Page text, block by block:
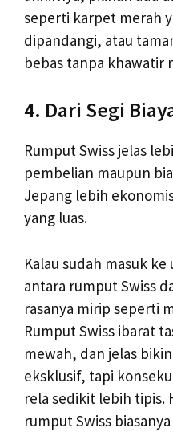
seperti karpet merah
dipandangi, atau
bebas tanpa khawatir
4. Dari Segi
Rumput Swiss jelas
pembelian maupun
Jepang lebih
yang luas.
Kalau sudah masuk
antara rumput Swiss
rasanya mirip seperti
Rumput Swiss ibarat
mewah, dan jelas
eksklusif, tapi
rela sedikit lebih tipis.
rumput Swiss